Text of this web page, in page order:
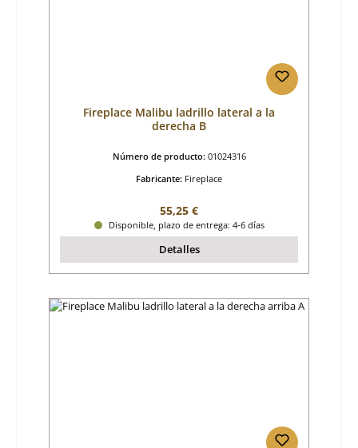
Fireplace Malibu ladrillo lateral a la
derecha B
Número de producto: 01024316
Fabricante: Fireplace
Precio normal:
55,25 €
Disponible, plazo de entrega: 4-6 días
Detalles